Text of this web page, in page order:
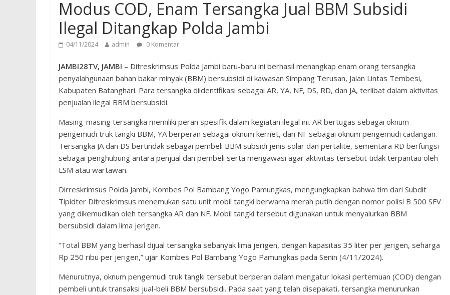
Modus COD, Enam Tersangka Jual BBM Subsidi
Ilegal Ditangkap Polda Jambi
04/11/2024 admin 0 Komentar
JAMBI28TV, JAMBI – Ditreskrimsus Polda Jambi baru-baru ini berhasil menangkap enam orang tersangka
penyalahgunaan bahan bakar minyak (BBM) bersubsidi di kawasan Simpang Terusan, Jalan Lintas Tembesi,
Kabupaten Batanghari. Para tersangka diidentifikasi sebagai AR, YA, NF, DS, RD, dan JA, terlibat dalam aktivitas
penjualan ilegal BBM bersubsidi.
Masing-masing tersangka memiliki peran spesifik dalam kegiatan ilegal ini. AR bertugas sebagai oknum
pengemudi truk tangki BBM, YA berperan sebagai oknum kernet, dan NF sebagai oknum pengemudi cadangan.
Tersangka JA dan DS bertindak sebagai pembeli BBM subsidi jenis solar dan pertalite, sementara RD berfungsi
sebagai penghubung antara penjual dan pembeli serta mengawasi agar aktivitas tersebut tidak terpantau oleh
LSM atau wartawan.
Dirreskrimsus Polda Jambi, Kombes Pol Bambang Yogo Pamungkas, mengungkapkan bahwa tim dari Subdit
Tipidter Ditreskrimsus menemukan satu unit mobil tangki berwarna merah putih dengan nomor polisi B 500 SFV
yang dikemudikan oleh tersangka AR dan NF. Mobil tangki tersebut digunakan untuk menyalurkan BBM
bersubsidi dalam lima jerigen.
“Total BBM yang berhasil dijual tersangka sebanyak lima jerigen, dengan kapasitas 35 liter per jerigen, seharga
Rp 250 ribu per jerigen,” ujar Kombes Pol Bambang Yogo Pamungkas pada Senin (4/11/2024).
Menurutnya, oknum pengemudi truk tangki tersebut berperan dalam mengatur lokasi pertemuan (COD) dengan
pembeli untuk transaksi jual-beli BBM bersubsidi. Pada saat yang telah disepakati, tersangka menurunkan